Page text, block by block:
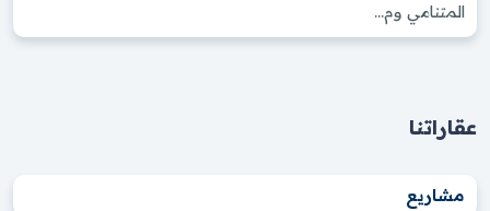
المتنامي وم...
عقاراتنا
مشاريع